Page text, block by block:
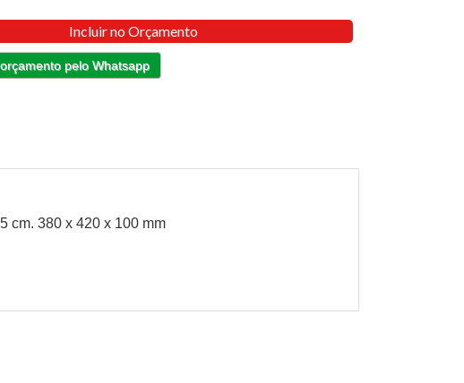
Incluir no Orçamento
pelo Whatsapp
cm. 380 x 420 x 100 mm